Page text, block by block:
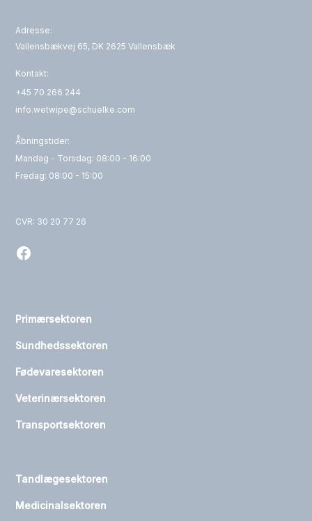
Adresse:
Vallensbækvej 65, DK 2625 Vallensbæk
Kontakt:
+45 70 266 244
info.wetwipe@schuelke.com
Åbningstider:
Mandag - Torsdag: 08:00 - 16:00
Fredag: 08:00 - 15:00
CVR: 30 20 77 26
Primærsektoren
Sundhedssektoren
Fødevaresektoren
Veterinærsektoren
Transportsektoren
Tandlægesektoren
Medicinalsektoren